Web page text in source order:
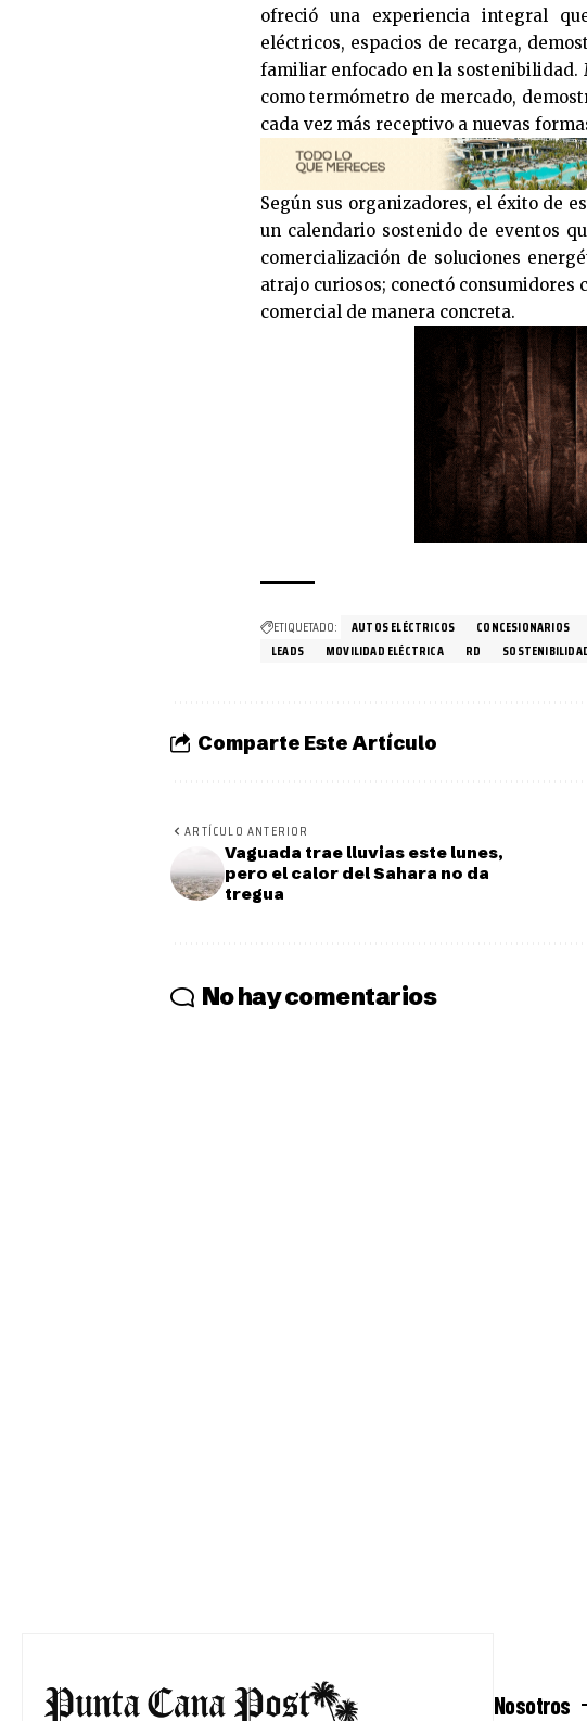
ofreció una experiencia integral
eléctricos, espacios de recarga,
familiar enfocado en la sostenibilidad.
como termómetro de mercado,
cada vez más receptivo a nuevas
Según sus organizadores, el éxito de
un calendario sostenido de eventos
comercialización de soluciones
atrajo curiosos; conectó
comercial de manera concreta.
ETIQUETADO: AUTOS ELÉCTRICOS CONCESIONARIOS
LEADS
MOVILIDAD ELÉCTRICA RD
Comparte Este Artículo
ARTÍCULO ANTERIOR
Vaguada trae lluvias este lunes,
pero el calor del Sahara no da
tregua
No hay comentarios
Nosotros